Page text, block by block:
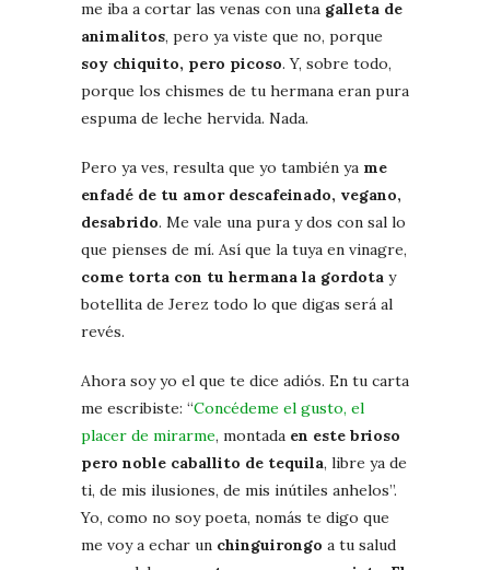
me iba a cortar las venas con una galleta de
animalitos, pero ya viste que no, porque
soy chiquito, pero picoso. Y, sobre todo,
porque los chismes de tu hermana eran pura
espuma de leche hervida. Nada.
Pero ya ves, resulta que yo también ya me
enfadé de tu amor descafeinado, vegano,
desabrido. Me vale una pura y dos con sal lo
que pienses de mí. Así que la tuya en vinagre,
come torta con tu hermana la gordota y
botellita de Jerez todo lo que digas será al
revés.
Ahora soy yo el que te dice adiós. En tu carta
me escribiste: “Concédeme el gusto, el
placer de mirarme, montada en este brioso
pero noble caballito de tequila, libre ya de
ti, de mis ilusiones, de mis inútiles anhelos”.
Yo, como no soy poeta, nomás te digo que
me voy a echar un chinguirongo a tu salud